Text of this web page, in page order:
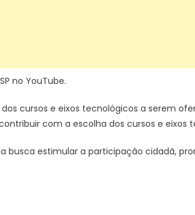
no YouTube.
cursos e eixos tecnológicos a serem
com a escolha dos cursos e eixos
busca estimular a participação cidadã,